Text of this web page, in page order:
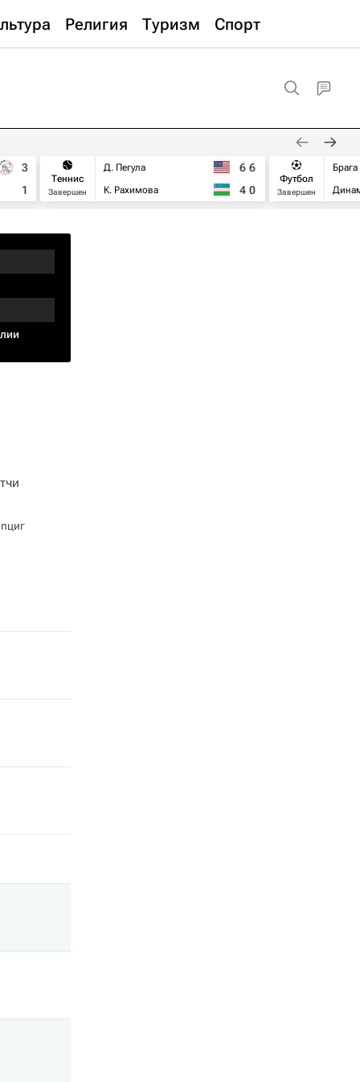
Религия Туризм Спорт
3
1
Теннис
Завершен
Д. Пегула
К. Рахимова
6 6
4 0
Футбол
Завершен
Брага